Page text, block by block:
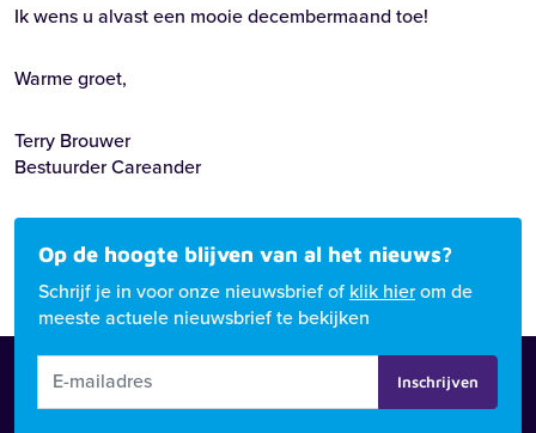
Ik wens u alvast een mooie decembermaand toe!
Warme groet,
Terry Brouwer
Bestuurder Careander
Op de hoogte blijven van al het nieuws?
Schrijf je in voor onze nieuwsbrief of klik hierom de
meeste actuele nieuwsbrief te bekijken
Inschrijven